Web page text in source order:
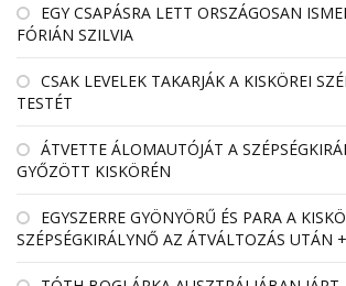
EGY CSAPÁSRA LETT ORSZÁGOSAN
FÓRIÁN SZILVIA
CSAK LEVELEK TAKARJÁK A KISKÖREI
TESTÉT
ÁTVETTE ÁLOMAUTÓJÁT A
GYŐZÖTT KISKÖRÉN
EGYSZERRE GYÖNYÖRŰ ÉS PARA A
SZÉPSÉGKIRÁLYNŐ AZ ÁTVÁLTOZÁS UTÁN